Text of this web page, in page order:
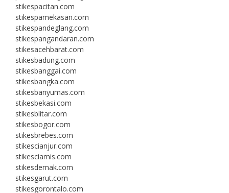
stikespacitan.com
stikespamekasan.com
stikespandeglang.com
stikespangandaran.com
stikesacehbarat.com
stikesbadung.com
stikesbanggai.com
stikesbangka.com
stikesbanyumas.com
stikesbekasi.com
stikesblitar.com
stikesbogor.com
stikesbrebes.com
stikescianjur.com
stikesciamis.com
stikesdemak.com
stikesgarut.com
stikesgorontalo.com